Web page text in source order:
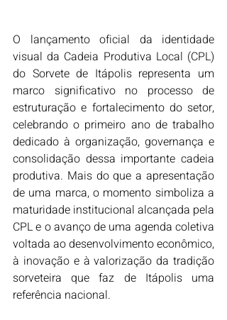
O lançamento oficial da identidade
visual da Cadeia Produtiva Local (CPL)
do Sorvete de Itápolis representa um
marco significativo no processo de
estruturação e fortalecimento do setor,
celebrando o primeiro ano de trabalho
dedicado à organização, governança e
consolidação dessa importante cadeia
produtiva. Mais do que a apresentação
de uma marca, o momento simboliza a
maturidade institucional alcançada pela
CPL e o avanço de uma agenda coletiva
voltada ao desenvolvimento econômico,
à inovação e à valorização da tradição
sorveteira que faz de Itápolis uma
referência nacional.